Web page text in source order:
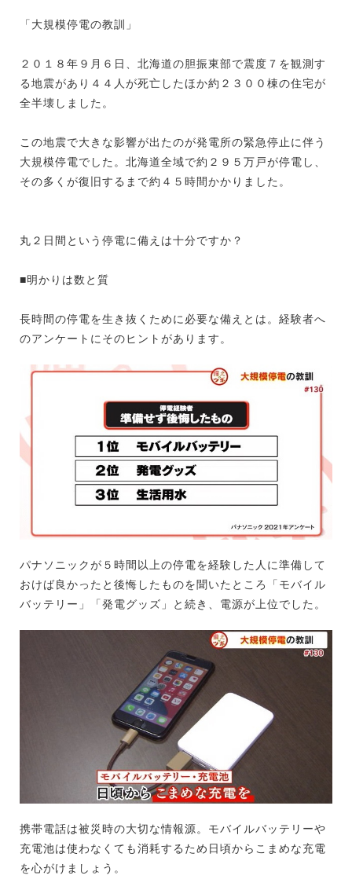
「大規模停電の教訓」
２０１８年９月６日、北海道の胆振東部で震度７を観測す
る地震があり４４人が死亡したほか約２３００棟の住宅が
全半壊しました。
この地震で大きな影響が出たのが発電所の緊急停止に伴う
大規模停電でした。北海道全域で約２９５万戸が停電し、
その多くが復旧するまで約４５時間かかりました。
丸２日間という停電に備えは十分ですか？
■明かりは数と質
長時間の停電を生き抜くために必要な備えとは。経験者へ
のアンケートにそのヒントがあります。
パナソニックが５時間以上の停電を経験した人に準備して
おけば良かったと後悔したものを聞いたところ「モバイル
バッテリー」「発電グッズ」と続き、電源が上位でした。
携帯電話は被災時の大切な情報源。モバイルバッテリーや
充電池は使わなくても消耗するため日頃からこまめな充電
を心がけましょう。